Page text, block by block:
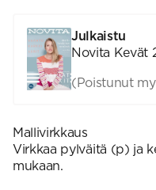
Julkaistu
Novita Kevät
(Poistunut
Mallivirkkaus
Virkkaa pylväitä (p) ja
mukaan.